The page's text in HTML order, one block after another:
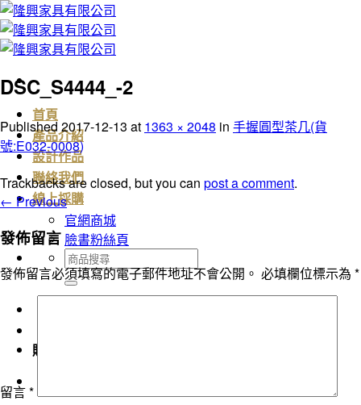
Skip
to
content
首頁
產品介紹
設計作品
聯絡我們
線上採購
官網商城
臉書粉絲頁
搜
尋
關
購物車
DSC_S4444_-2
Published2017-12-13 at 1363 × 2048 in 手握圓型茶几(貨
號:E032-0008)
Trackbacks are closed, but you can post a comment.
← Previous
發佈留言
發佈留言必須填寫的電子郵件地址不會公開。 必填欄位標示為 *
留言*